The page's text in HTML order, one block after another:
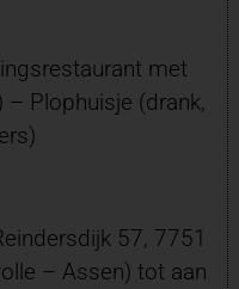
met
Plophuisje (drank,
57, 7751
– Assen) tot aan